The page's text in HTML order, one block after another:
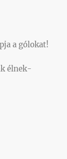
a gólokat!
élnek-